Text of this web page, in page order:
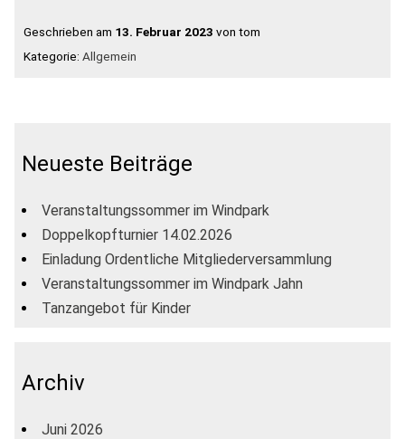
Geschrieben am 13. Februar 2023 von tom
Kategorie: Allgemein
Neueste Beiträge
Veranstaltungssommer im Windpark
Doppelkopfturnier 14.02.2026
Einladung Ordentliche Mitgliederversammlung
Veranstaltungssommer im Windpark Jahn
Tanzangebot für Kinder
Archiv
Juni 2026